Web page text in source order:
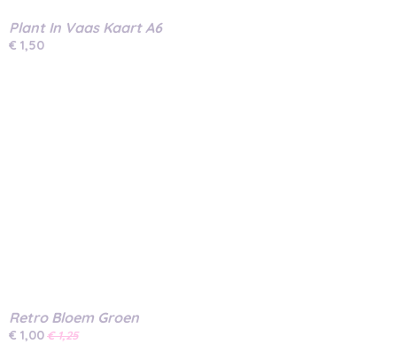
Plant In Vaas Kaart A6
€ 1,50
Retro Bloem Groen
€ 1,00€ 1,25